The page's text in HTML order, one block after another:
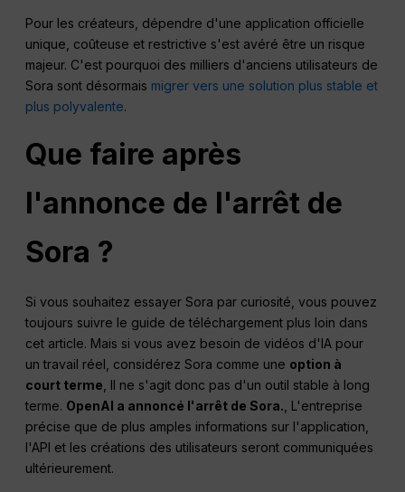
Pour les créateurs, dépendre d'une application officielle
unique, coûteuse et restrictive s'est avéré être un risque
majeur. C'est pourquoi des milliers d'anciens utilisateurs de
Sora sont désormais migrer vers une solution plus stable et
plus polyvalente.
Que faire après
l'annonce de l'arrêt de
Sora ?
Si vous souhaitez essayer Sora par curiosité, vous pouvez
toujours suivre le guide de téléchargement plus loin dans
cet article. Mais si vous avez besoin de vidéos d'IA pour
un travail réel, considérez Sora comme une option à
court terme , Il ne s'agit donc pas d'un outil stable à long
terme. OpenAI a annoncé l'arrêt de Sora. , L'entreprise
précise que de plus amples informations sur l'application,
l'API et les créations des utilisateurs seront communiquées
ultérieurement.